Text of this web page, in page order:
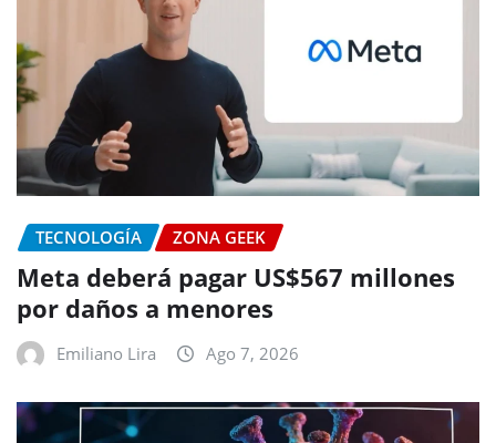
TECNOLOGÍA ZONA GEEK
Meta deberá pagar US$567 millones
por daños a menores
Emiliano Lira Ago 7, 2026